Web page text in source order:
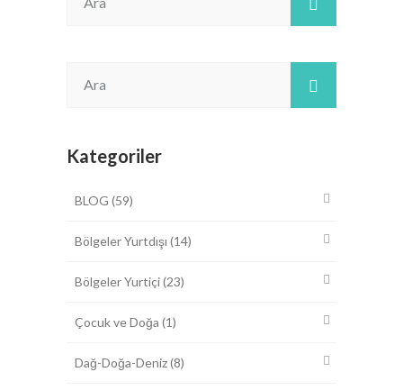
Kategoriler
BLOG (59)
Bölgeler Yurtdışı (14)
Bölgeler Yurtiçi(23)
Çocuk ve Doğa (1)
Dağ-Doğa-Deniz(8)